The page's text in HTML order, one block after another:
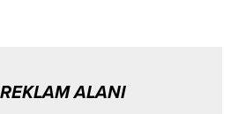
ALANI